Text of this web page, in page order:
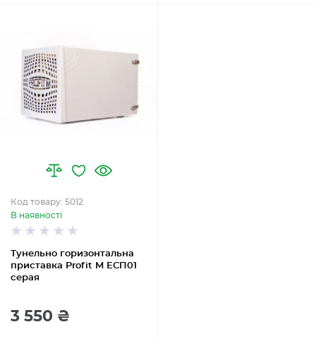
Тунельно горизонтальна
приставка Profit M ЕСП01
серая
Код товару: 5012
В наявності
3 550 ₴